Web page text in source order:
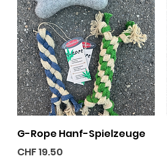
Schnellansicht
G-Rope Hanf-Spielzeuge
Preis
CHF 19.50